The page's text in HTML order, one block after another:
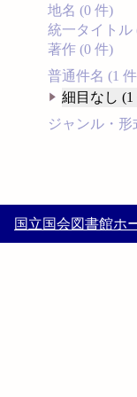
地名 (0 件)
統一タイトル
著作 (0 件)
普通件名 (1
細目なし (1
ジャンル・形
国立国会図書館ホ